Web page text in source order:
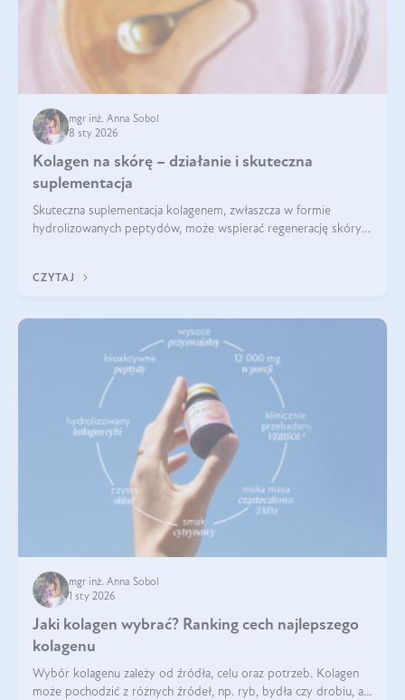
mgr inż. Anna Sobol
8 sty 2026
Kolagen na skórę – działanie i skuteczna
suplementacja
Skuteczna suplementacja kolagenem, zwłaszcza w formie
hydrolizowanych peptydów, może wspierać regenerację skóry i
CZYTAJ
mgr inż. Anna Sobol
1 sty 2026
Jaki kolagen wybrać? Ranking cech najlepszego
kolagenu
Wybór kolagenu zależy od źródła, celu oraz potrzeb. Kolagen
może pochodzić z różnych źródeł, np. ryb, bydła czy drobiu, a